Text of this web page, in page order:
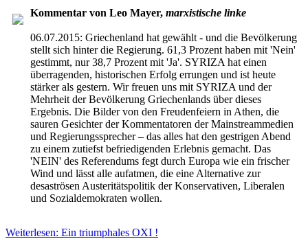
Kommentar von Leo Mayer, marxistische linke
06.07.2015: Griechenland hat gewählt - und die Bevölkerung
stellt sich hinter die Regierung. 61,3 Prozent haben mit 'Nein'
gestimmt, nur 38,7 Prozent mit 'Ja'. SYRIZA hat einen
überragenden, historischen Erfolg errungen und ist heute
stärker als gestern. Wir freuen uns mit SYRIZA und der
Mehrheit der Bevölkerung Griechenlands über dieses
Ergebnis. Die Bilder von den Freudenfeiern in Athen, die
sauren Gesichter der Kommentatoren der Mainstreammedien
und Regierungssprecher – das alles hat den gestrigen Abend
zu einem zutiefst befriedigenden Erlebnis gemacht. Das
'NEIN' des Referendums fegt durch Europa wie ein frischer
Wind und lässt alle aufatmen, die eine Alternative zur
desaströsen Austeritätspolitik der Konservativen, Liberalen
und Sozialdemokraten wollen.
Weiterlesen: Ein triumphales OXI !